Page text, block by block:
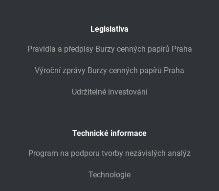
Legislativa
Pravidla a předpisy Burzy cenných papírů Praha
Výroční zprávy Burzy cenných papírů Praha
Udržitelné investování
Technické informace
Program na podporu tvorby nezávislých analýz
Technologie